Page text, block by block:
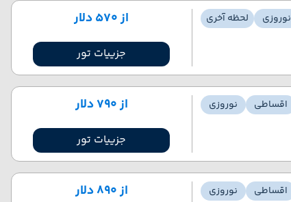
نوروزی لحظه آخری از ۵۷۰ دلار
جزییات تور
اقساطی نوروزی از ۷۹۰ دلار
جزییات تور
اقساطی نوروزی از ۸۹۰ دلار